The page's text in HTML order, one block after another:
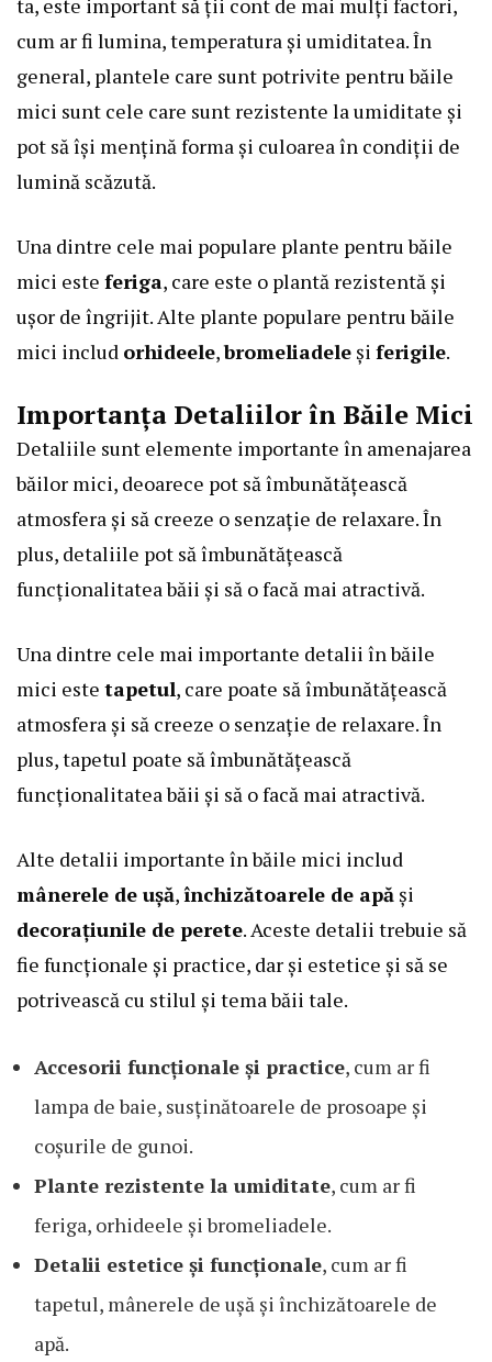
cum ar fi lumina, temperatura și umiditatea. În
general, plantele care sunt potrivite pentru băile
mici sunt cele care sunt rezistente la umiditate și
pot să își mențină forma și culoarea în condiții de
lumină scăzută.
Una dintre cele mai populare plante pentru băile
mici este feriga, care este o plantă rezistentă și
ușor de îngrijit. Alte plante populare pentru băile
mici includ orhideele,bromeliadele și ferigile.
Importanța Detaliilor în Băile Mici
Detaliile sunt elemente importante în amenajarea
băilor mici, deoarece pot să îmbunătățească
atmosfera și să creeze o senzație de relaxare. În
plus, detaliile pot să îmbunătățească
funcționalitatea băii și să o facă mai atractivă.
Una dintre cele mai importante detalii în băile
mici este tapetul, care poate să îmbunătățească
atmosfera și să creeze o senzație de relaxare. În
plus, tapetul poate să îmbunătățească
funcționalitatea băii și să o facă mai atractivă.
Alte detalii importante în băile mici includ
mânerele de ușă, închizătoarele de apă și
decorațiunile de perete. Aceste detalii trebuie să
fie funcționale și practice, dar și estetice și să se
potrivească cu stilul și tema băii tale.
Accesorii funcționale și practice, cum ar fi
lampa de baie, susținătoarele de prosoape și
coșurile de gunoi.
Plante rezistente la umiditate, cum ar fi
feriga, orhideele și bromeliadele.
Detalii estetice și funcționale, cum ar fi
tapetul, mânerele de ușă și închizătoarele de
apă.